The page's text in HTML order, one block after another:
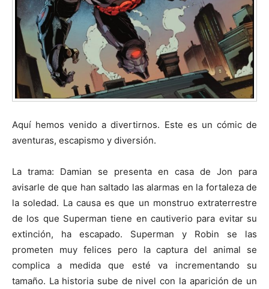
Aquí hemos venido a divertirnos. Este es un cómic de
aventuras, escapismo y diversión.
La trama: Damian se presenta en casa de Jon para
avisarle de que han saltado las alarmas en la fortaleza de
la soledad. La causa es que un monstruo extraterrestre
de los que Superman tiene en cautiverio para evitar su
extinción, ha escapado. Superman y Robin se las
prometen muy felices pero la captura del animal se
complica a medida que esté va incrementando su
tamaño. La historia sube de nivel con la aparición de un